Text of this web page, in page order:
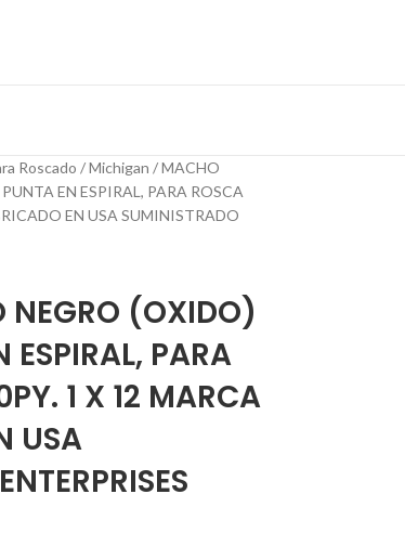
Roscado Michigan
MACHO
EN ESPIRAL, PARA ROSCA
EN USA SUMINISTRADO
NEGRO (OXIDO)
ESPIRAL, PARA
1 X 12 MARCA
USA